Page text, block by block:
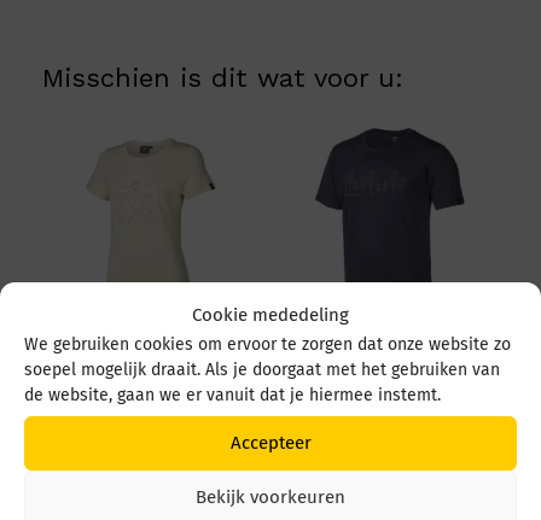
Cookie mededeling
We gebruiken cookies om ervoor te zorgen dat onze website zo
soepel mogelijk draait. Als je doorgaat met het gebruiken van
de website, gaan we er vanuit dat je hiermee instemt.
Accepteer
Bekijk voorkeuren
Misschien is dit wat voor u:
Ivanhoe UW Cilla
Outdoor 1200219 251
Natural White
89,95
Ivanhoe UW Ceasar Fir
2200099 617 Steel
blue
tot